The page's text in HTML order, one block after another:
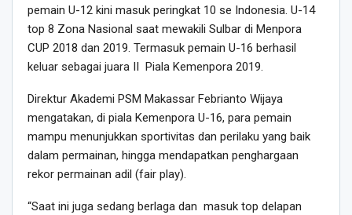
pemain U-12 kini masuk peringkat 10 se Indonesia. U-14
top 8 Zona Nasional saat mewakili Sulbar di Menpora
CUP 2018 dan 2019. Termasuk pemain U-16 berhasil
keluar sebagai juara II Piala Kemenpora 2019.
Direktur Akademi PSM Makassar Febrianto Wijaya
mengatakan, di piala Kemenpora U-16, para pemain
mampu menunjukkan sportivitas dan perilaku yang baik
dalam permainan, hingga mendapatkan penghargaan
rekor permainan adil (fair play).
“Saat ini juga sedang berlaga dan masuk top delapan